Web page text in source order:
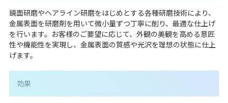
鏡面研磨やヘアライン研磨をはじめとする各種研磨技術により、
金属表面を研磨剤を用いて微小量ずつ丁寧に削り、最適な仕上げ
を行います。お客様のご要望に応じて、外観の美観を高める意匠
性や機能性を実現し、金属表面の質感や光沢を理想の状態に仕上
げます。
効果